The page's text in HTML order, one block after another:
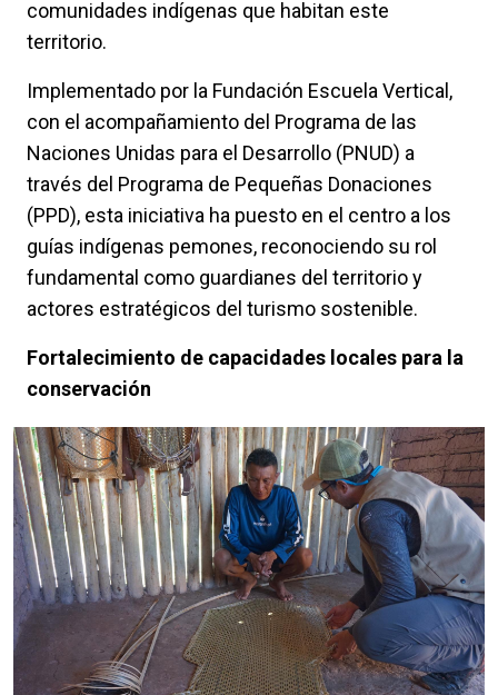
comunidades indígenas que habitan este
territorio.
Implementado por la Fundación Escuela Vertical,
con el acompañamiento del Programa de las
Naciones Unidas para el Desarrollo (PNUD) a
través del Programa de Pequeñas Donaciones
(PPD), esta iniciativa ha puesto en el centro a los
guías indígenas pemones, reconociendo su rol
fundamental como guardianes del territorio y
actores estratégicos del turismo sostenible.
Fortalecimiento de capacidades locales para la
conservación